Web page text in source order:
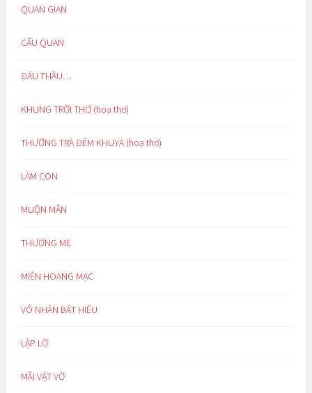
QUAN GIAN
CẨU QUAN
ĐẤU THẦU…
KHUNG TRỜI THƠ (hoạ thơ)
THƯỞNG TRÀ ĐÊM KHUYA (hoạ thơ)
LÀM CON
MUỘN MẰN
THƯƠNG MẸ
MIỀN HOANG MẠC
VÔ NHÂN BẤT HIẾU
LẬP LỜ
MÃI VẬT VỜ